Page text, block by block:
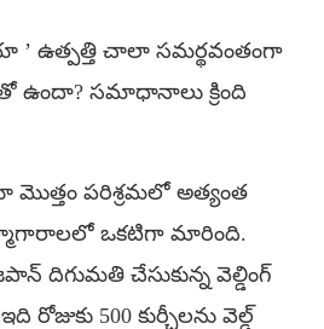
’ ఉత్పత్తి చాలా సమర్థవంతంగా
ఉందా? సమాధానాలు క్రింది
పరిశ్రమలో అత్యంత
ఒకటిగా మారింది.
దిగుమతి చేసుకున్న వెల్డింగ్
500 కుర్చీలను వెల్డ్